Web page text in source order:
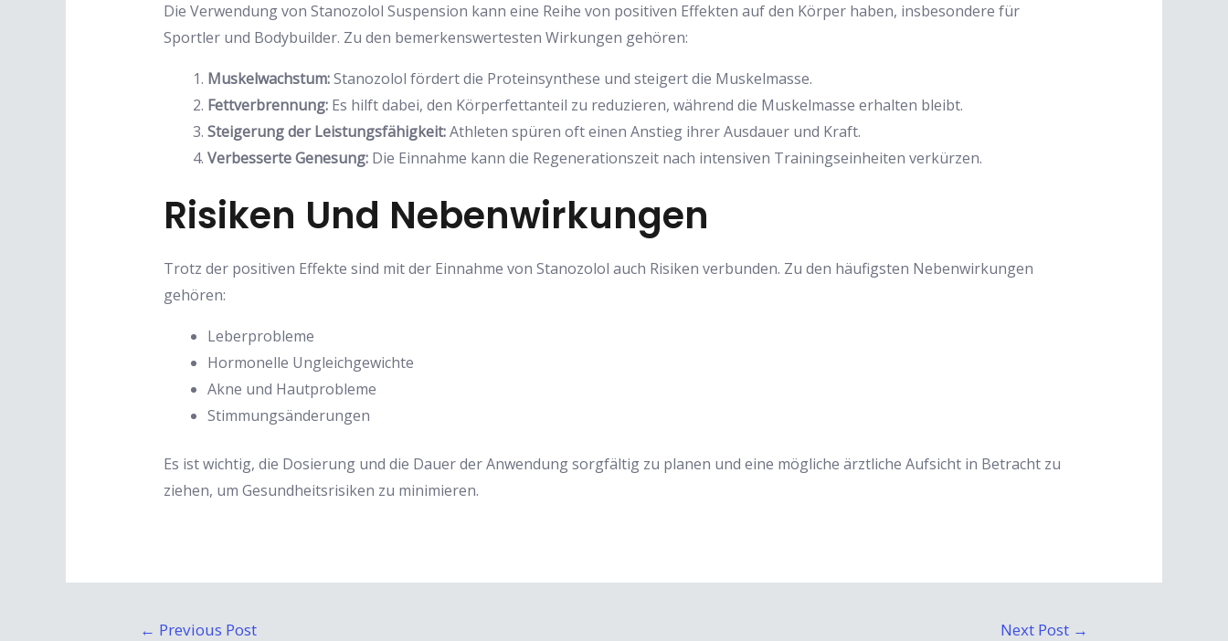
Die Verwendung von Stanozolol Suspension kann eine Reihe von positiven Effekten auf den Körper haben, insbesondere für
Sportler und Bodybuilder. Zu den bemerkenswertesten Wirkungen gehören:
Muskelwachstum:Stanozolol fördert die Proteinsynthese und steigert die Muskelmasse.
Fettverbrennung:Es hilft dabei, den Körperfettanteil zu reduzieren, während die Muskelmasse erhalten bleibt.
Steigerung der Leistungsfähigkeit:Athleten spüren oft einen Anstieg ihrer Ausdauer und Kraft.
Verbesserte Genesung:Die Einnahme kann die Regenerationszeit nach intensiven Trainingseinheiten verkürzen.
Risiken Und Nebenwirkungen
Trotz der positiven Effekte sind mit der Einnahme von Stanozolol auch Risiken verbunden. Zu den häufigsten Nebenwirkungen
gehören:
Leberprobleme
Hormonelle Ungleichgewichte
Akne und Hautprobleme
Stimmungsänderungen
Es ist wichtig, die Dosierung und die Dauer der Anwendung sorgfältig zu planen und eine mögliche ärztliche Aufsicht in Betracht zu
ziehen, um Gesundheitsrisiken zu minimieren.
← Previous Post Next Post →